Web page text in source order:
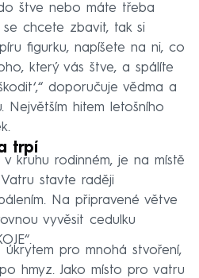
štve nebo máte třeba
chcete zbavit, tak si
figurku, napíšete na ni, co
který vás štve, a spálíte
doporučuje vědma a
Největším hitem letošního
trpí
kruhu rodinném, je na místě
stavte raději
Na připravené větve
vyvěsit cedulku
úkrytem pro mnohá stvoření,
hmyz. Jako místo pro vatru